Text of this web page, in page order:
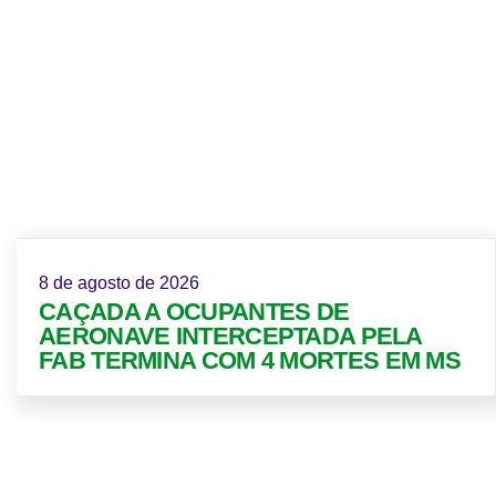
8 de agosto de 2026
CAÇADA A OCUPANTES DE
AERONAVE INTERCEPTADA PELA
FAB TERMINA COM 4 MORTES EM MS